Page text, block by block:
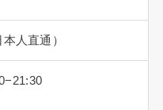
人直通）